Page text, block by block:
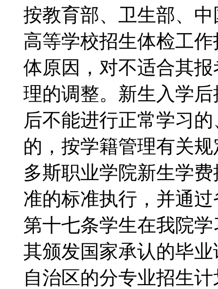
按教育部、卫生部、
高等学校招生体检工
体原因，对不适合其
理的调整。新生入学
后不能进行正常学习
的，按学籍管理有
多斯职业学院新生学
准的标准执行，并
第十七条学生在我院
其颁发国家承认的
自治区的分专业招生